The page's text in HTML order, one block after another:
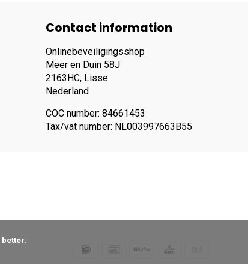
Contact information
Onlinebeveiligingsshop
Meer en Duin 58J
2163HC, Lisse
Nederland
COC number: 84661453
Tax/vat number: NL003997663B55